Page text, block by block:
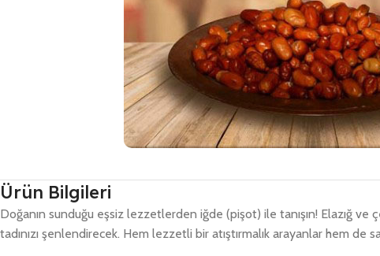
Ürün Bilgileri
Doğanın sunduğu eşsiz lezzetlerden iğde (pişot) ile tanışın! Elazığ
tadınızı şenlendirecek. Hem lezzetli bir atıştırmalık arayanlar hem de